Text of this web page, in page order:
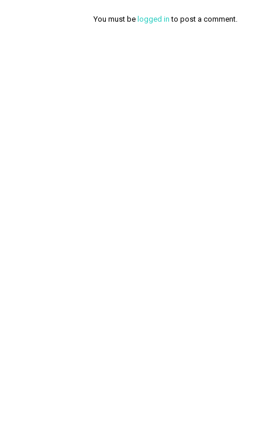
You must be logged in to post a comment.